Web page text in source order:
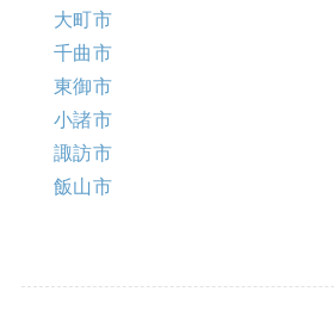
大町市
千曲市
東御市
小諸市
諏訪市
飯山市